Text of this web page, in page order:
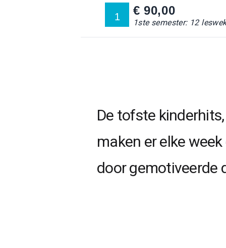
1 € 90,00
1ste semester: 12
De tofste
maken er elke
door gemotiveerde